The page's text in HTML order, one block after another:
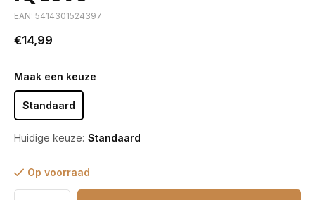
EAN: 5414301524397
€14,99
Maak een keuze
Standaard
Huidige keuze: Standaard
Op voorraad